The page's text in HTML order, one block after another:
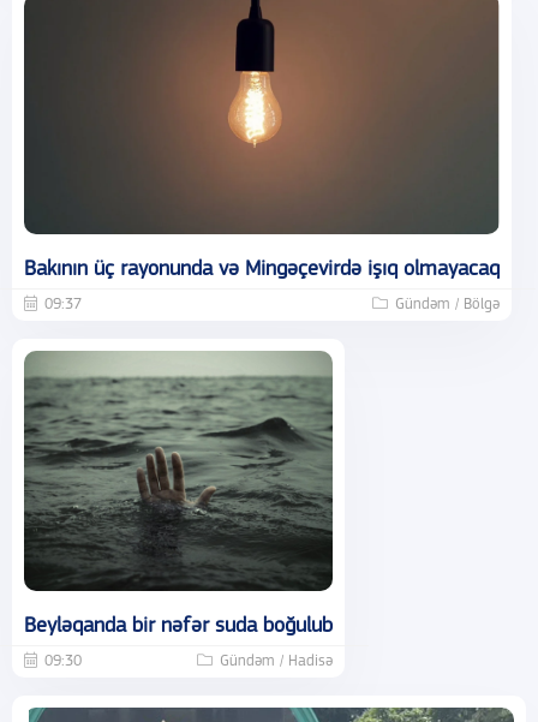
Bakının üç rayonunda və Mingəçevirdə işıq olmayacaq
09:37 Gündəm / Bölgə
Beyləqanda bir nəfər suda boğulub
09:30 Gündəm / Hadisə